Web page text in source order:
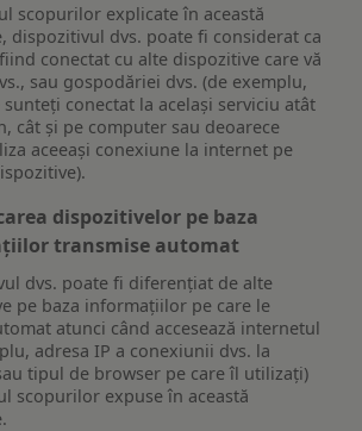
scopurilor explicate în această
dispozitivul dvs. poate fi considerat ca
conectat cu alte dispozitive care vă
sau gospodăriei dvs. (de exemplu,
sunteți conectat la același serviciu atât
cât și pe computer sau deoarece
aceeași conexiune la internet pe
dispozitivelor pe baza
transmise automat
dvs. poate fi diferențiat de alte
pe baza informațiilor pe care le
atunci când accesează internetul
adresa IP a conexiunii dvs. la
tipul de browser pe care îl utilizați)
scopurilor expuse în această